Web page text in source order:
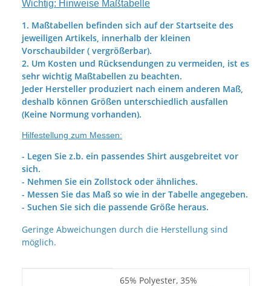
Wichtig: Hinweise Maßtabelle
1. Maßtabellen befinden sich auf der Startseite des
jeweiligen Artikels, innerhalb der kleinen
Vorschaubilder ( vergrößerbar).
2. Um Kosten und Rücksendungen zu vermeiden, ist es
sehr wichtig Maßtabellen zu beachten.
Jeder Hersteller produziert nach einem anderen Maß,
deshalb können Größen unterschiedlich ausfallen
(Keine Normung vorhanden).
Hilfestellung zum Messen:
- Legen Sie z.b. ein passendes Shirt ausgebreitet vor
sich.
- Nehmen Sie ein Zollstock oder ähnliches.
- Messen Sie das Maß so wie in der Tabelle angegeben.
- Suchen Sie sich die passende Größe heraus.
Geringe Abweichungen durch die Herstellung sind
möglich.
65% Polyester, 35%